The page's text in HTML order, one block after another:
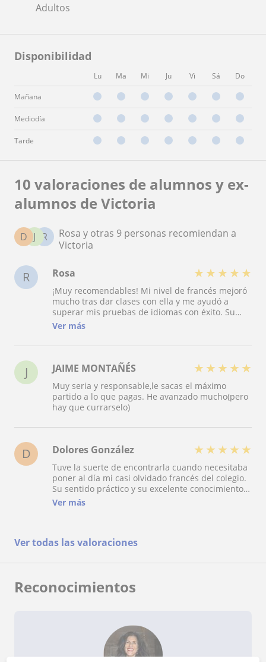
Adultos
Disponibilidad
Lu Ma Mi Ju Vi Sá Do
Mañana
Mediodía
Tarde
10 valoraciones de alumnos y ex-
alumnos de Victoria
R
J
D
Rosa y otras 9 personas recomiendan a
Victoria
R Rosa ★ ★ ★ ★ ★
¡Muy recomendables! Mi nivel de francés mejoró
mucho tras dar clases con ella y me ayudó a
superar mis pruebas de idiomas con éxito. Su
forma de enseñar es amable y paciente, pero
haber podido contar con ella como profesora.
Ver más
J JAIME MONTAÑÉS ★ ★ ★ ★ ★
Muy seria y responsable,le sacas el máximo
partido a lo que pagas. He avanzado mucho(pero
hay que currarselo)
D Dolores González ★ ★ ★ ★ ★
Tuve la suerte de encontrarla cuando necesitaba
poner al día mi casi olvidado francés del colegio.
Su sentido práctico y su excelente conocimiento
del idioma y de los giros coloquiales me
Ver más
Ver todas las valoraciones
Reconocimientos